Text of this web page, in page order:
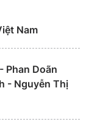
Nam
Phan Doãn
- Nguyễn Thị